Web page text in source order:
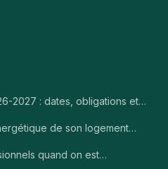
2027 : dates, obligations et…
de son logement…
quand on est…